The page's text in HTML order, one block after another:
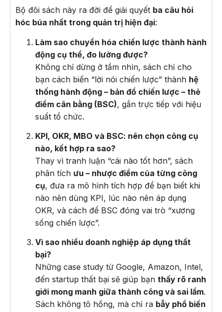
Bộ đôi sách này ra đời để giải quyết ba câu hỏi
hóc búa nhất trong quản trị hiện đại:
Làm sao chuyển hóa chiến lược thành hành
động cụ thể, đo lường được?
Không chỉ dừng ở tầm nhìn, sách chỉ cho
bạn cách biến “lời nói chiến lược” thành hệ
thống hành động – bản đồ chiến lược – thẻ
điểm cân bằng (BSC), gắn trực tiếp với hiệu
suất tổ chức.
KPI, OKR, MBO và BSC: nên chọn công cụ
nào, kết hợp ra sao?
Thay vì tranh luận “cái nào tốt hơn”, sách
phân tích ưu – nhược điểm của từng công
cụ, đưa ra mô hình tích hợp để bạn biết khi
nào nên dùng KPI, lúc nào nên áp dụng
OKR, và cách để BSC đóng vai trò “xương
sống chiến lược”.
Vì sao nhiều doanh nghiệp áp dụng thất
bại?
Những case study từ Google, Amazon, Intel,
đến startup thất bại sẽ giúp bạn thấy rõ ranh
giới mong manh giữa thành công và sai lầm.
Sách không tô hồng, mà chỉ ra bẫy phổ biến